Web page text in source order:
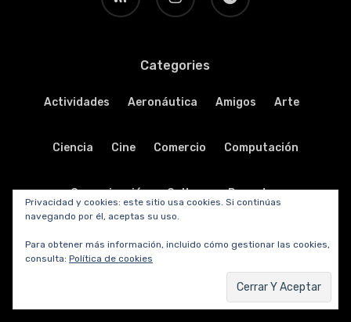
Categories
Actividades Aeronáutica Amigos Arte
Ciencia Cine Comercio Computación
Comunicación Cultura Deportes
Destacadas Ecología Economía Educación
Fotografía
Privacidad y cookies: este sitio usa cookies. Si continúas
navegando por él, aceptas su uso.
Para obtener más información, incluido cómo gestionar las cookies,
consulta: Política de cookies